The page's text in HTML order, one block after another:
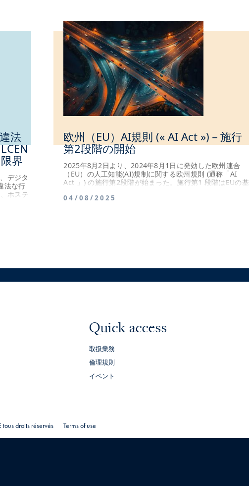
法
界
デジタ
法な行
ホステ
しい義
欧州（EU）AI規則 (« AI Act »)－施行
第2段階の開始
2025年8月2日より、2024年8月1日に発効した欧州連合
（EU）の人工知能(AI)規制に関する欧州規則 (通称「AI
Act 」) の施行第2段階が始まった。施行第1 段階はEUの基
ムの全面禁止に関する規定で、2025年2月5日よりEU加盟
04/08/2025
Quick access
取扱業務
倫理規則
イベント
droits réservés Terms of use